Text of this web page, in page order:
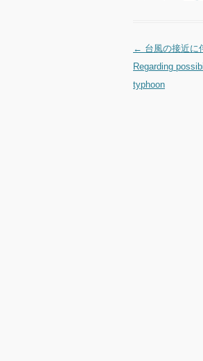
投稿ナビ
← 台風の接近に
Regarding
typhoon